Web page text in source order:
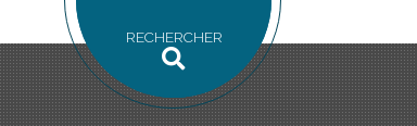
RECHERCHER